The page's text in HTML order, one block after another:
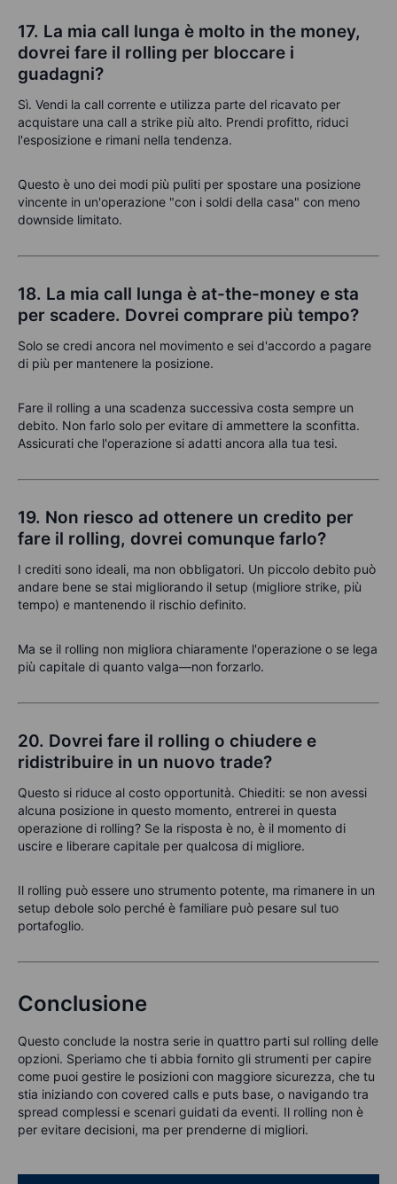
17. La mia call lunga è molto in the money,
dovrei fare il rolling per bloccare i
guadagni?
Sì. Vendi la call corrente e utilizza parte del ricavato per
acquistare una call a strike più alto. Prendi profitto, riduci
l'esposizione e rimani nella tendenza.
Questo è uno dei modi più puliti per spostare una posizione
vincente in un'operazione "con i soldi della casa" con meno
downside limitato.
18. La mia call lunga è at-the-money e sta
per scadere. Dovrei comprare più tempo?
Solo se credi ancora nel movimento e sei d'accordo a pagare
di più per mantenere la posizione.
Fare il rolling a una scadenza successiva costa sempre un
debito. Non farlo solo per evitare di ammettere la sconfitta.
Assicurati che l'operazione si adatti ancora alla tua tesi.
19. Non riesco ad ottenere un credito per
fare il rolling, dovrei comunque farlo?
I crediti sono ideali, ma non obbligatori. Un piccolo debito può
andare bene se stai migliorando il setup (migliore strike, più
tempo) e mantenendo il rischio definito.
Ma se il rolling non migliora chiaramente l'operazione o se lega
più capitale di quanto valga—non forzarlo.
20. Dovrei fare il rolling o chiudere e
ridistribuire in un nuovo trade?
Questo si riduce al costo opportunità. Chiediti: se non avessi
alcuna posizione in questo momento, entrerei in questa
operazione di rolling? Se la risposta è no, è il momento di
uscire e liberare capitale per qualcosa di migliore.
Il rolling può essere uno strumento potente, ma rimanere in un
setup debole solo perché è familiare può pesare sul tuo
portafoglio.
Conclusione
Questo conclude la nostra serie in quattro parti sul rolling delle
opzioni. Speriamo che ti abbia fornito gli strumenti per capire
come puoi gestire le posizioni con maggiore sicurezza, che tu
stia iniziando con covered calls e puts base, o navigando tra
spread complessi e scenari guidati da eventi. Il rolling non è
per evitare decisioni, ma per prenderne di migliori.